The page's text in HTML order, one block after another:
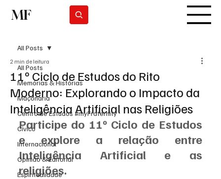
MF
All Posts
Memórias & Histórias
Maçonaria
Centro de Estudos #myFraternity
Cívico
Internacional
Opinião & Editorial
Espiritualidade
All Posts
11º Ciclo de Estudos do Rito
Moderno: Explorando o Impacto da
Inteligência Artificial nas Religiões
2 min de leitura
Participe do 11º Ciclo de Estudos
e explore a relação entre
Inteligência Artificial e as
religiões.